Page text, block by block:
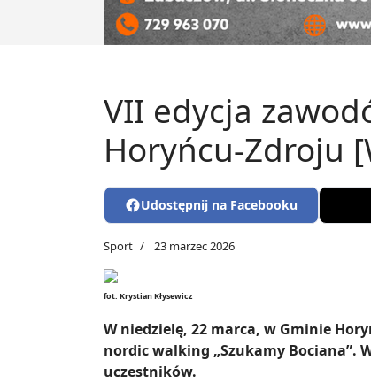
VII edycja
Horyńcu-Zdroju
Udostępnij na Facebooku
Sport 23 marzec 2026
fot. Krystian Kłysewicz
W niedzielę, 22 marca, w Gminie
nordic walking „Szukamy Bociana”.
uczestników.